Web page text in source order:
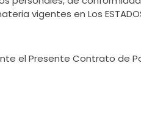
vigentes en Los ESTADOS
el Presente Contrato